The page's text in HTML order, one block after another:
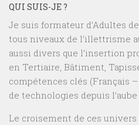
QUI SUIS-JE ?
Je suis formateur d’Adultes
tous niveaux de l’illettrisme
aussi divers que l’insertion
en Tertiaire, Bâtiment,
compétences clés (Français
de technologies depuis l’aube
Le croisement de ces